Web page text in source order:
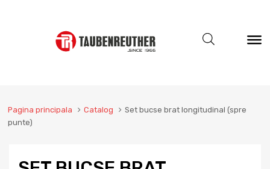
Pagina principala Catalog
Set bucse brat longitudinal (spre
punte)